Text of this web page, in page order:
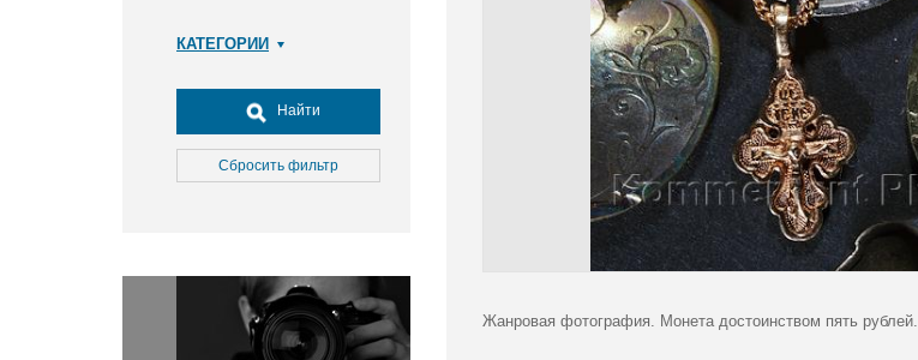
КАТЕГОРИИ
Досуг, туризм и отдых
Культура
Медицина
Окружающая среда
Политика
Правосудие
Найти
Сбросить фильтр
Жанровая фотография. Монета достоинством пять рублей.